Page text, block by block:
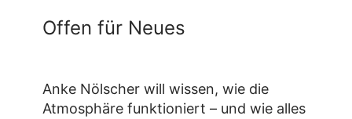
Offen für Neues
Anke Nölscher will wissen, wie die
Atmosphäre funktioniert – und wie alles